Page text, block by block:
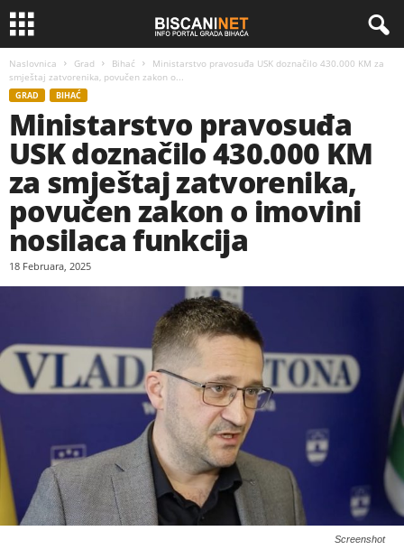
Naslovnica Grad Bihać
Ministarstvo pravosuđa USK doznačilo 430.000 KM za
smještaj zatvorenika, povučen zakon o...
GRAD BIHAĆ
Ministarstvo pravosuđa
USK doznačilo 430.000 KM
za smještaj zatvorenika,
povučen zakon o imovini
nosilaca funkcija
18 Februara, 2025
Screenshot